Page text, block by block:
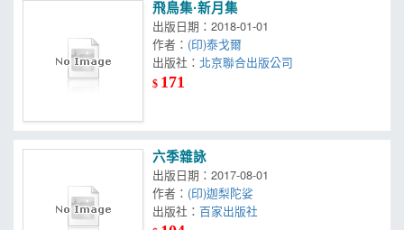
飛鳥集·新月集
出版日期：2018-01-01
作者： (印)泰戈爾
出版社：北京聯合出版公司
$ 171
六季雜詠
出版日期：2017-08-01
作者： (印)迦梨陀娑
出版社：百家出版社